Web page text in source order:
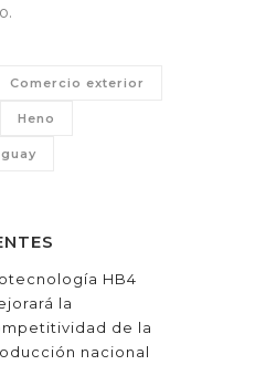
Comercio exterior
Heno
HB4
la
de la
nacional